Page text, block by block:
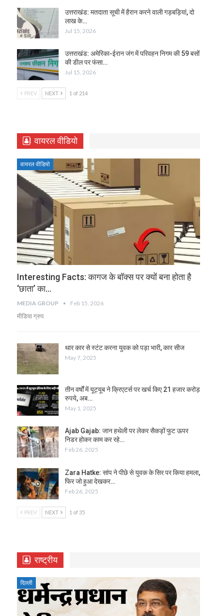
उत्तराखंड: मतदाता सूची में हैरान करने वाली गड़बड़ियां, दो
लाख के…
Jul 15, 2026
उत्तराखंड: अमेरिका-ईरान जंग में परिवहन निगम की 59 बसों
की डील पर फंसा…
Jul 15, 2026
PREV NEXT 1 of 214
वायरल वीडियो
वायरल वीडियो
Interesting Facts: कागज के बॉक्‍स पर क्यों बना होता है
‘छाता’ का…
MEDIA GROUP Feb 15, 2026
मीडिया ग्रुप
थार कार से स्टंट करना युवक को पड़ा भारी, कार सीज
May 7, 2025
तीन वर्षों में यूट्यूब ने क्रिएटर्स पर खर्च किए 21 हजार करोड़
रुपये, अब…
May 1, 2025
Ajab Gajab: जान हथेली पर लेकर सैकड़ों फुट ऊपर
निडर होकर काम कर रहे…
Feb 26, 2025
Zara Hatke: सांप ने पीछे से युवक के सिर पर किया हमला,
फिर जो हुआ देखकर…
Feb 26, 2025
PREV NEXT 1 of 35
राष्ट्रीय
दिल्ली